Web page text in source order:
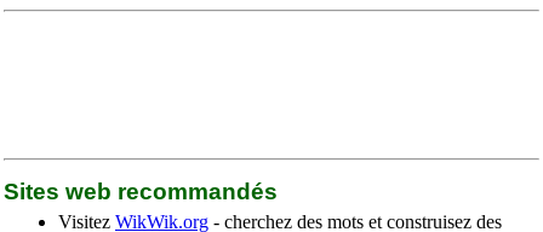
Sites web recommandés
Visitez WikWik.org - cherchez des mots et construisez des